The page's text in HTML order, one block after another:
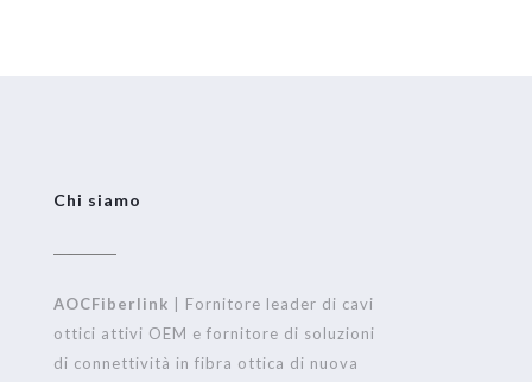
Chi siamo
AOCFiberlink | Fornitore leader di cavi
ottici attivi OEM e fornitore di soluzioni
di connettività in fibra ottica di nuova